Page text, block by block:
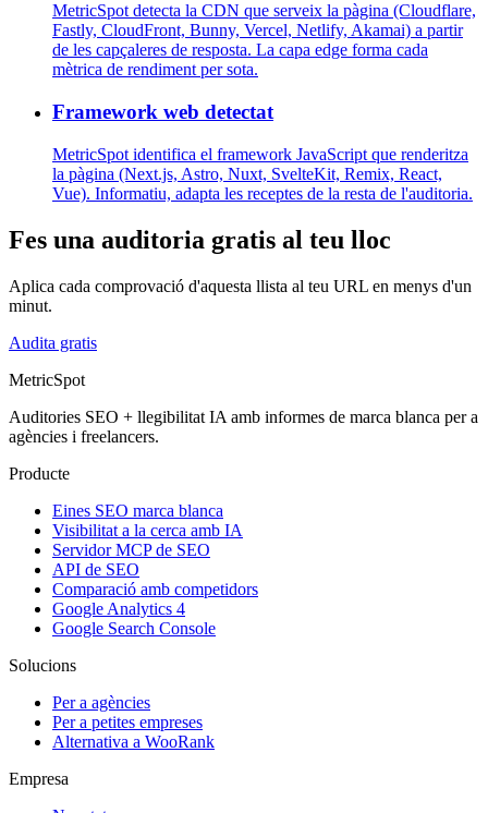
MetricSpot detecta la CDN que serveix la pàgina (Cloudflare,
Fastly, CloudFront, Bunny, Vercel, Netlify, Akamai) a partir
de les capçaleres de resposta. La capa edge forma cada
mètrica de rendiment per sota.
Framework web detectat
MetricSpot identifica el framework JavaScript que renderitza
la pàgina (Next.js, Astro, Nuxt, SvelteKit, Remix, React,
Vue). Informatiu, adapta les receptes de la resta de l'auditoria.
Fes una auditoria gratis al teu lloc
Aplica cada comprovació d'aquesta llista al teu URL en menys d'un
minut.
Audita gratis
MetricSpot
Auditories SEO + llegibilitat IA amb informes de marca blanca per a
agències i freelancers.
Producte
Eines SEO marca blanca
Visibilitat a la cerca amb IA
Servidor MCP de SEO
API de SEO
Comparació amb competidors
Google Analytics 4
Google Search Console
Solucions
Per a agències
Per a petites empreses
Alternativa a WooRank
Empresa